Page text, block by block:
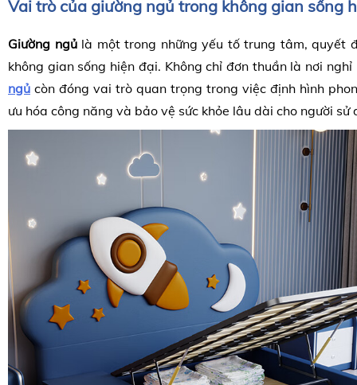
Vai trò của giường ngủ trong không gian sống
Giường ngủlà một trong những yếu tố trung tâm, quyết
không gian sống hiện đại. Không chỉ đơn thuần là nơi
ngủ còn đóng vai trò quan trọng trong việc định hình
ưu hóa công năng và bảo vệ sức khỏe lâu dài cho người sử